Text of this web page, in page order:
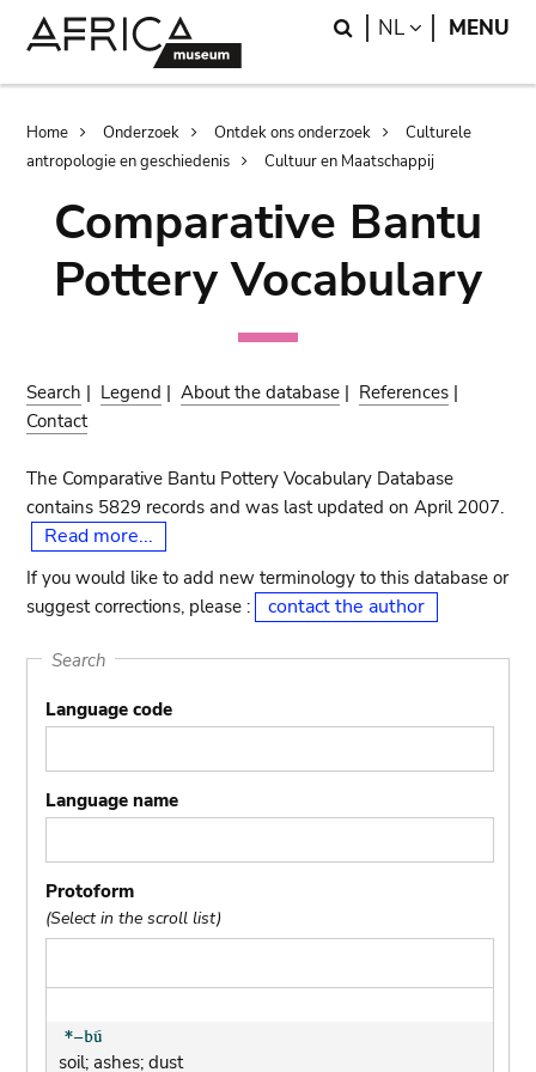
Search
NL LANGUAGE
MENU
Breadcrumb
Home Onderzoek Ontdek ons onderzoek
Culturele
antropologie en geschiedenis
Cultuur en Maatschappij
Comparative Bantu
Pottery Vocabulary
Search | Legend |About the database | References |
Contact
The Comparative Bantu Pottery Vocabulary Database
contains 5829 records and was last updated on April 2007.
Read more...
If you would like to add new terminology to this database or
suggest corrections, please :
contact the author
Search
Language code
Language name
Protoform
(Select in the scroll list)
soil; ashes; dust